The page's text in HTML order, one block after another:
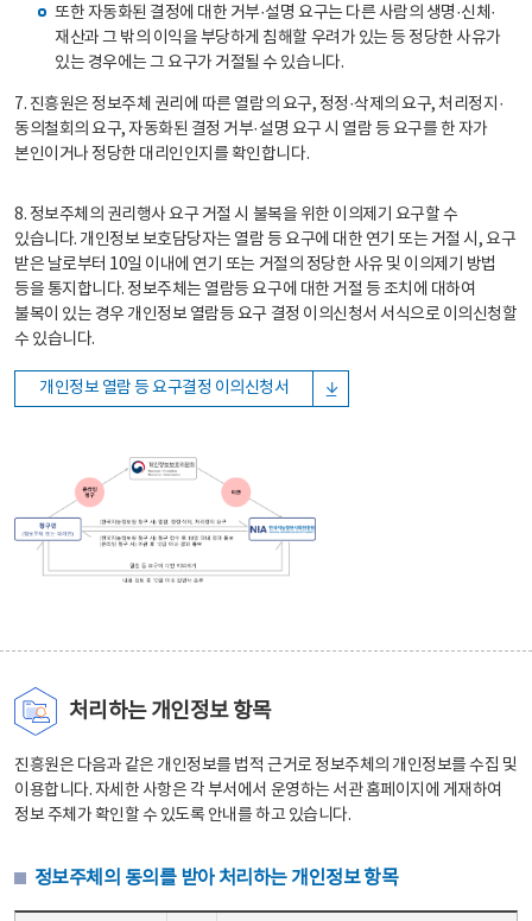
또한 자동화된 결정에 대한 거부·설명 요구는 다른 사람의 생명·신체·
재산과 그 밖의 이익을 부당하게 침해할 우려가 있는 등 정당한 사유가
있는 경우에는 그 요구가 거절될 수 있습니다.
7. 진흥원은 정보주체 권리에 따른 열람의 요구, 정정·삭제의 요구, 처리정지·
동의철회의 요구, 자동화된 결정 거부·설명 요구 시 열람 등 요구를 한 자가
본인이거나 정당한 대리인인지를 확인합니다.
8. 정보주체의 권리행사 요구 거절 시 불복을 위한 이의제기 요구할 수
있습니다. 개인정보 보호담당자는 열람 등 요구에 대한 연기 또는 거절 시, 요구
받은 날로부터 10일 이내에 연기 또는 거절의 정당한 사유 및 이의제기 방법
등을 통지합니다. 정보주체는 열람등 요구에 대한 거절 등 조치에 대하여
불복이 있는 경우 개인정보 열람등 요구 결정 이의신청서 서식으로 이의신청할
수 있습니다.
개인정보 열람 등 요구결정 이의신청서
처리하는 개인정보 항목
진흥원은 다음과 같은 개인정보를 법적 근거로 정보주체의 개인정보를 수집 및
이용합니다. 자세한 사항은 각 부서에서 운영하는 서관 홈페이지에 게재하여
정보 주체가 확인할 수 있도록 안내를 하고 있습니다.
정보주체의 동의를 받아 처리하는 개인정보 항목